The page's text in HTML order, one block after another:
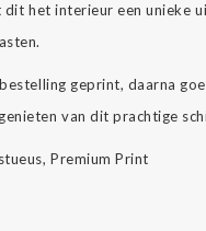
het interieur een unieke
geprint, daarna
van dit prachtige
Premium Print